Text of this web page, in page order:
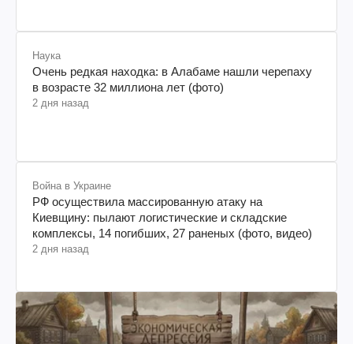
Наука
Очень редкая находка: в Алабаме нашли черепаху
в возрасте 32 миллиона лет (фото)
2 дня назад
Война в Украине
РФ осуществила массированную атаку на
Киевщину: пылают логистические и складские
комплексы, 14 погибших, 27 раненых (фото, видео)
2 дня назад